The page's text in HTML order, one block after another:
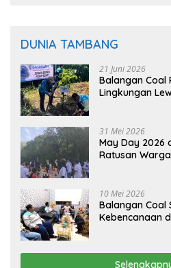
DUNIA TAMBANG
21 Juni 2026
Balangan Coal
Lingkungan
31 Mei 2026
May Day 2026
Ratusan
10 Mei 2026
Balangan Coal
Kebencanaan